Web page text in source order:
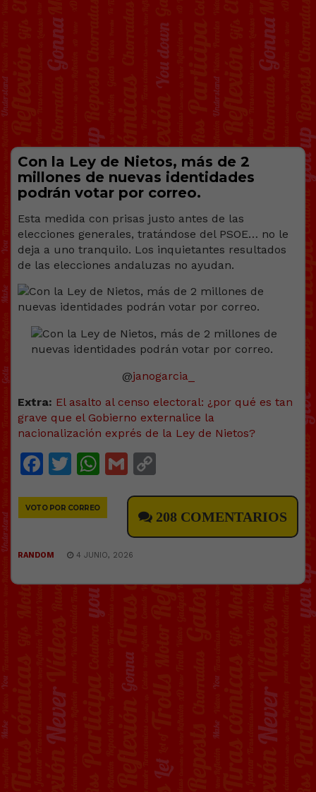
Con la Ley de Nietos, más de 2
millones de nuevas identidades
podrán votar por correo.
Esta medida con prisas justo antes de las
elecciones generales, tratándose del PSOE… no le
deja a uno tranquilo. Los inquietantes resultados
de las elecciones andaluzas no ayudan.
@janogarcia_
Extra: El asalto al censo electoral: ¿por qué es tan
grave que el Gobierno externalice la
nacionalización exprés de la Ley de Nietos?
Facebook
Twitter
WhatsApp
Gmail
VOTO POR CORREO
208 COMENTARIOS
RANDOM 4 JUNIO, 2026